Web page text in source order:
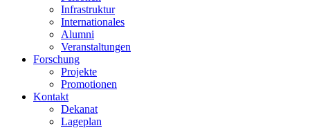
Infrastruktur
Internationales
Alumni
Veranstaltungen
Forschung
Projekte
Promotionen
Kontakt
Dekanat
Lageplan